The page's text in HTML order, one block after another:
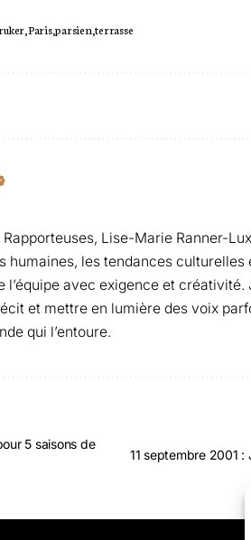
Paris parsien terrasse
Lise-Marie Ranner-
humaines, les tendances culturelles
l’équipe avec exigence et
et mettre en lumière des voix
qui l’entoure.
5 saisons de
11 septembre 2001 :